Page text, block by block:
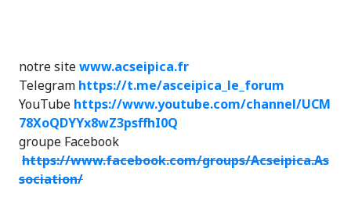
notre sitewww.acseipica.fr
Telegram https://t.me/asceipica_le_forum
YouTube https://www.youtube.com/channel/UCM
78XoQDYYx8wZ3psffhI0Q
groupe Facebook
https://www.facebook.com/groups/Acseipica.As
sociation/